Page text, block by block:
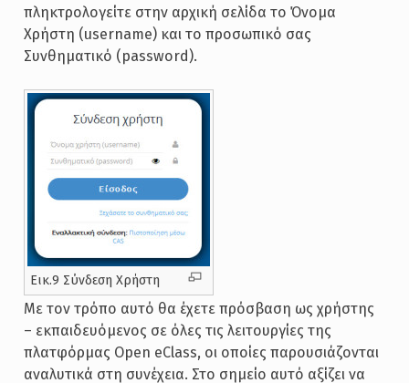
πληκτρολογείτε στην αρχική σελίδα το Όνομα
Χρήστη (username) και το προσωπικό σας
Συνθηματικό (password).
Εικ.9 Σύνδεση Χρήστη
Με τον τρόπο αυτό θα έχετε πρόσβαση ως χρήστης
– εκπαιδευόμενος σε όλες τις λειτουργίες της
πλατφόρμας Open eClass, οι οποίες παρουσιάζονται
αναλυτικά στη συνέχεια. Στο σημείο αυτό αξίζει να